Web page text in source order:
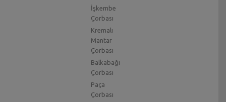
İşkembe
Çorbası
Kremalı
Mantar
Çorbası
Balkabağı
Çorbası
Paça
Çorbası